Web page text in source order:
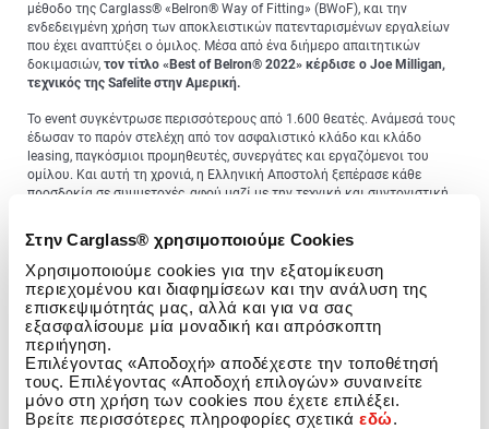
Στην Carglass® χρησιμοποιούμε Cookies
Χρησιμοποιούμε cookies για την εξατομίκευση
περιεχομένου και διαφημίσεων και την ανάλυση της
επισκεψιμότητάς μας, αλλά και για να σας
εξασφαλίσουμε μία μοναδική και απρόσκοπτη
περιήγηση.
Επιλέγοντας «Αποδοχή» αποδέχεστε την τοποθέτησή
τους. Επιλέγοντας «Αποδοχή επιλογών» συναινείτε
μόνο στη χρήση των cookies που έχετε επιλέξει.
Βρείτε περισσότερες πληροφορίες σχετικά εδώ.
μέθοδο της Carglass® «Belron® Way of Fitting» (BWoF), και την
ενδεδειγμένη χρήση των αποκλειστικών πατενταρισμένων εργαλείων
που έχει αναπτύξει ο όμιλος. Μέσα από ένα διήμερο απαιτητικών
δοκιμασιών, τον τίτλο «Best of Belron® 2022» κέρδισε ο Joe Milligan,
τεχνικός της Safelite στην Αμερική.
Το event συγκέντρωσε περισσότερους από 1.600 θεατές. Ανάμεσά τους
έδωσαν το παρόν στελέχη από τον ασφαλιστικό κλάδο και κλάδο
leasing, παγκόσμιοι προμηθευτές, συνεργάτες και εργαζόμενοι του
ομίλου. Και αυτή τη χρονιά, η Ελληνική Αποστολή ξεπέρασε κάθε
προσδοκία σε συμμετοχές, αφού μαζί με την τεχνική και συντονιστική
από ασφαλιστικές εταιρείες και εταιρείες leasing.
Παράλληλα με το event, στον χώρο του Fira de Barcelona
πραγματοποιήθηκε έκθεση με τις νέες τάσεις στον κλάδο του
κρυστάλλου και το παγκόσμιο συνέδριο Belron ® Global Client
Conference. Καταξιωμένοι ομιλητές παρουσίασαν τις εξελίξεις στην
τεχνολογία των οχημάτων, την ασφάλεια, τα συστήματα ADAS και
πολλά άλλα.